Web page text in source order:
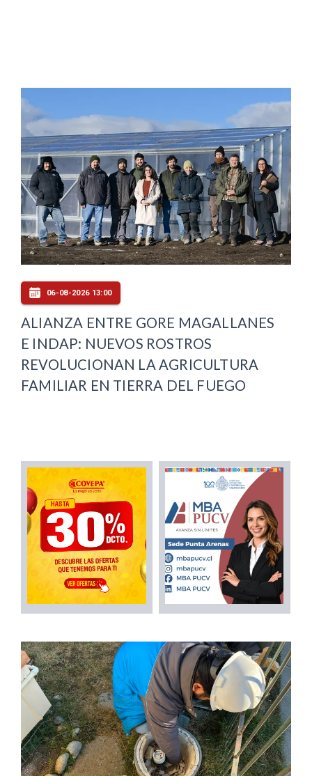
06-08-2026 13:00
ALIANZA ENTRE GORE MAGALLANES
E INDAP: NUEVOS ROSTROS
REVOLUCIONAN LA AGRICULTURA
FAMILIAR EN TIERRA DEL FUEGO